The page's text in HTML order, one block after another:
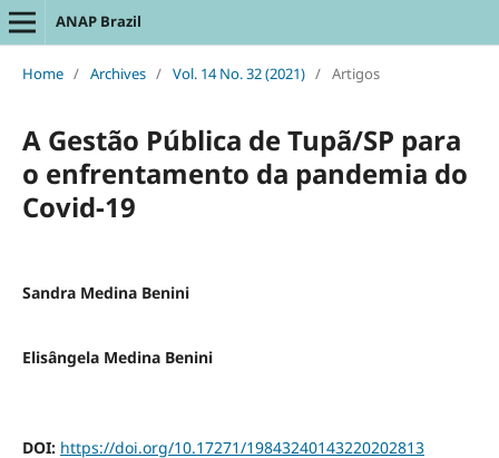
ANAP Brazil
Home / Archives / Vol. 14 No. 32 (2021) / Artigos
A Gestão Pública de Tupã/SP para
o enfrentamento da pandemia do
Covid-19
Sandra Medina Benini
Elisângela Medina Benini
DOI: https://doi.org/10.17271/19843240143220202813